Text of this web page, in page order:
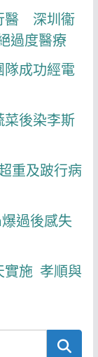
醫 深圳衞
過度醫療
成功經電
菜後染李斯
重及跛行病
過後感失
實施 孝順與